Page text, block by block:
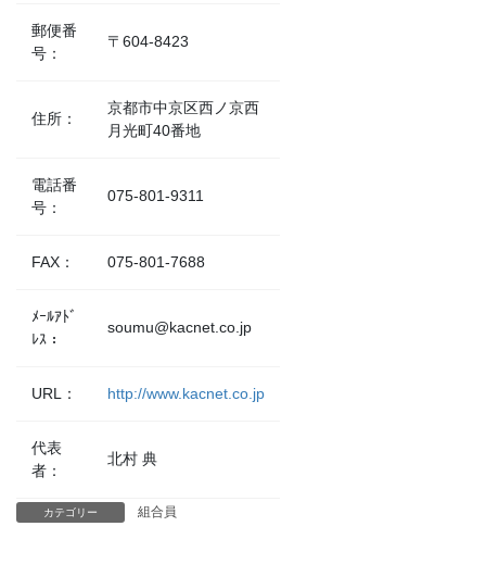
郵便番
号：
〒604-8423
住所：
京都市中京区西ノ京西
月光町40番地
電話番
号：
075-801-9311
FAX： 075-801-7688
ﾒｰﾙｱﾄﾞ
ﾚｽ：
soumu@kacnet.co.jp
URL： http://www.kacnet.co.jp
代表
者：
北村 典
カテゴリー 組合員